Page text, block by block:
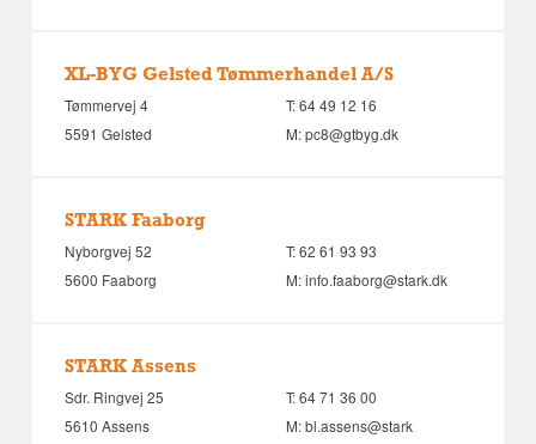
XL-BYG Gelsted Tømmerhandel A/S
Tømmervej 4
5591 Gelsted
T:64 49 12 16
M:pc8@gtbyg.dk
STARK Faaborg
Nyborgvej 52
5600 Faaborg
T:62 61 93 93
M:info.faaborg@stark.dk
STARK Assens
Sdr. Ringvej 25
5610 Assens
T:64 71 36 00
M:bl.assens@stark